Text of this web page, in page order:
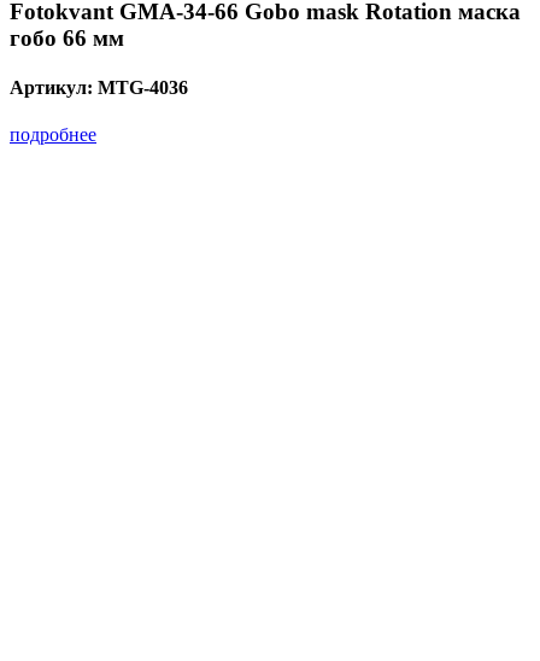
Fotokvant GMA-34-66 Gobo mask Rotation маска
гобо 66 мм
Артикул: MTG-4036
подробнее